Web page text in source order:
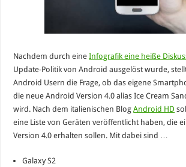
Nachdem durch eineInfografik eine heiße
Update-Politik von Android ausgelöst wurde,
Android Usern die Frage, ob das eigene
die neue Android Version 4.0 alias Ice Cream
wird. Nach dem italienischen BlogAndroid HD
eine Liste von Geräten veröffentlicht haben, die
Version 4.0 erhalten sollen. Mit dabei sind …
Galaxy S2